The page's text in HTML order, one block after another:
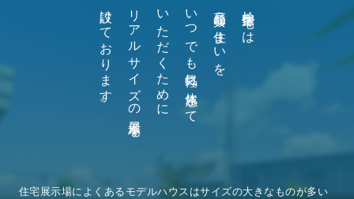
桧家住宅では
高品質な住まいを
いつでも気軽に体感して
いただくために
リアルサイズの展示場を
設けております。
住宅展示場によくあるモデルハウスはサイズの大きなものが多い